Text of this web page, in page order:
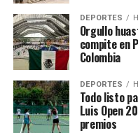
DEPORTES
Orgullo
compite en
Colombia
DEPORTES
Todo listo
Luis Open
premios